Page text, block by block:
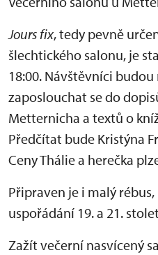
Jours fix, tedy pevně
šlechtického salonu, je
18:00. Návštěvníci
zaposlouchat se do
Metternicha a textů o
Předčítat bude Kristýna
Ceny Thálie a herečka
Připraven je i malý
uspořádání 19. a 21.
Zažít večerní nasvícený